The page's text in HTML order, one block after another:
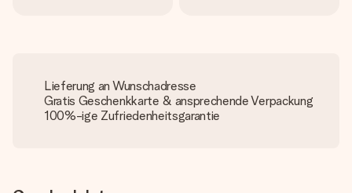
Lieferung an Wunschadresse
Gratis Geschenkkarte & ansprechende Verpackung
100%-ige Zufriedenheitsgarantie